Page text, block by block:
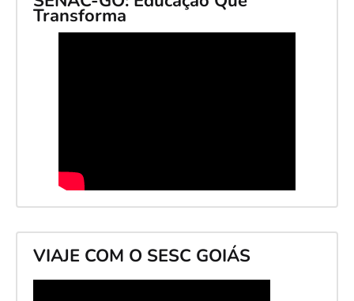
Transforma
VIAJE COM O SESC GOIÁS